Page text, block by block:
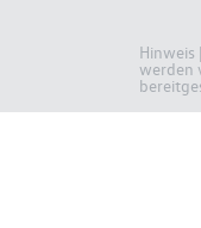
werden